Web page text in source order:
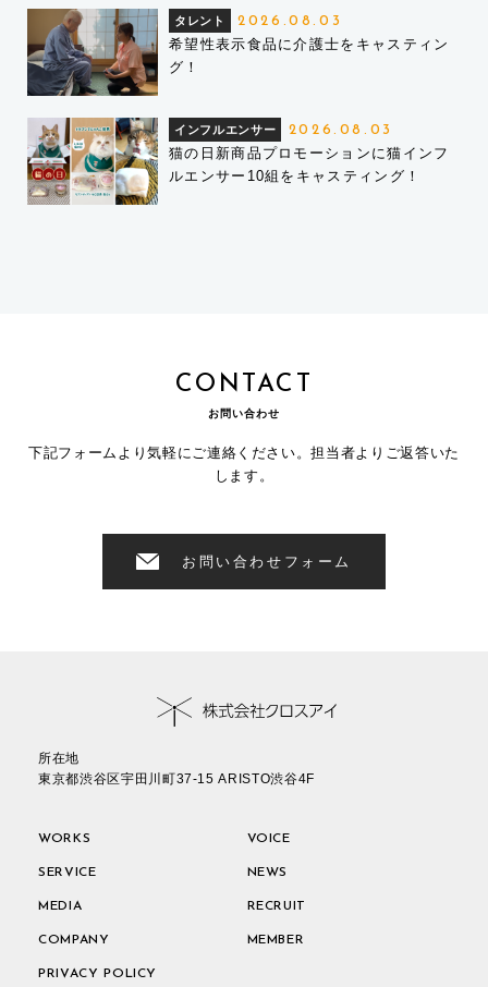
タレント 2026.08.03
希望性表示食品に介護士をキャスティン
グ！
インフルエンサー 2026.08.03
猫の日新商品プロモーションに猫インフ
ルエンサー10組をキャスティング！
CONTACT
お問い合わせ
下記フォームより気軽にご連絡ください。担当者よりご返答いた
します。
お問い合わせフォーム
所在地
東京都渋谷区宇田川町37-15 ARISTO渋谷4F
WORKS VOICE
SERVICE NEWS
MEDIA RECRUIT
COMPANY MEMBER
PRIVACY POLICY